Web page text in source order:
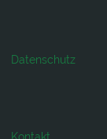
Datenschutz